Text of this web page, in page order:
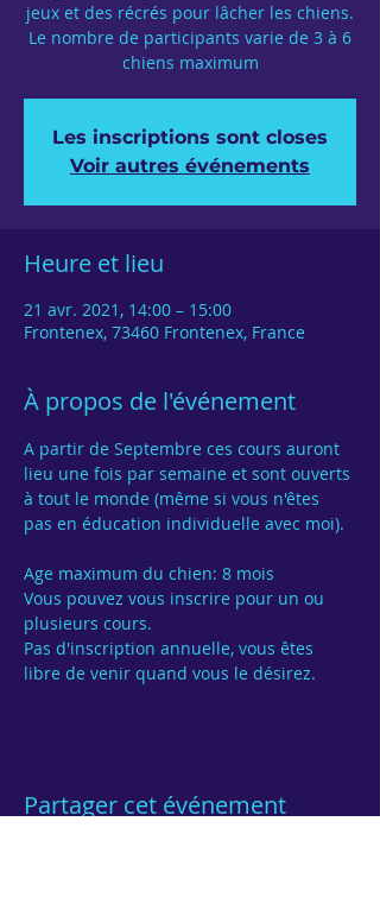
jeux et des récrés pour lâcher les chiens.
Le nombre de participants varie de 3 à 6
chiens maximum
Les inscriptions sont closes
Voir autres événements
Heure et lieu
21 avr. 2021, 14:00 – 15:00
Frontenex, 73460 Frontenex, France
À propos de l'événement
A partir de Septembre ces cours auront
lieu une fois par semaine et sont ouverts
à tout le monde (même si vous n'êtes
pas en éducation individuelle avec moi).
Age maximum du chien: 8 mois
Vous pouvez vous inscrire pour un ou
Pas d'inscription annuelle, vous êtes
Partager cet événement